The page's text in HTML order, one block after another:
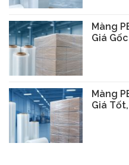
Màng
Giá
Màng
Giá